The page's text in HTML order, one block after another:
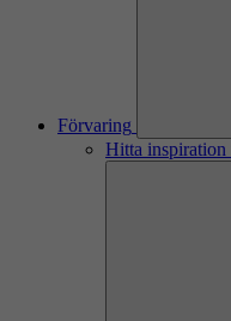
Förvaring
Hitta